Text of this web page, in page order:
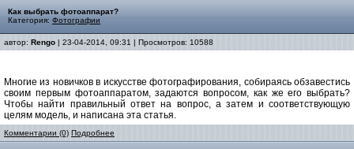
Как выбрать фотоаппарат?
Категория: Фотографии
автор: Rengo | 23-04-2014, 09:31 | Просмотров: 10588
Многие из новичков в искусстве фотографирования, собираясь обзавестись
своим первым фотоаппаратом, задаются вопросом, как же его выбрать?
Чтобы найти правильный ответ на вопрос, а затем и соответствующую
целям модель, и написана эта статья.
Комментарии (0) Подробнее